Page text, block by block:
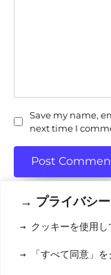
→ プライバシ
→ クッキーを使用し
→ 「すべて同意」を
Save my name,
next time I
利用規約(りよ